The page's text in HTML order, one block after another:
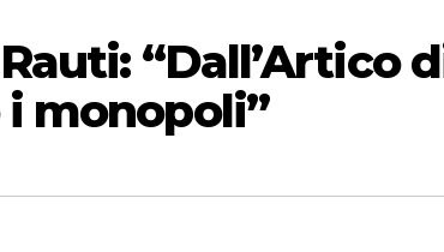
“Dall’Artico
monopoli”